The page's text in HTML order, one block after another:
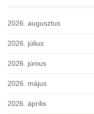
2026. augusztus
2026. július
2026. június
2026. május
2026. április